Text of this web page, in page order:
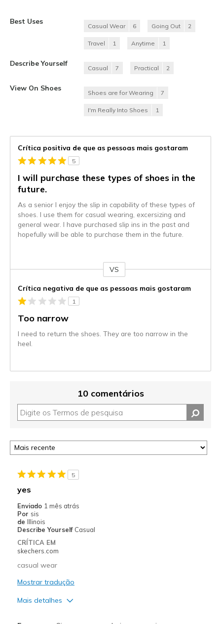
Best Uses
Casual Wear 6 Going Out 2
Travel 1 Anytime 1
Describe Yourself
Casual 7 Practical 2
View On Shoes
Shoes are for Wearing 7
I'm Really Into Shoes 1
Crítica positiva de que as pessoas mais gostaram
5
I will purchase these types of shoes in the
future.
As a senior I enjoy the slip in capability of these types of
shoes. I use them for casual wearing, excersizing and
general wear. I have purchased slip ins in the past and
hopefully will be able to purchase them in the future.
VS
Crítica negativa de que as pessoas mais gostaram
1
Too narrow
I need to return the shoes. They are too narrow in the
heel.
10 comentários
5
yes
Enviado 1 mês atrás
Por sis
de Illinois
Describe Yourself Casual
CRÍTICA EM
skechers.com
casual wear
Mostrar tradução
Mais detalhes